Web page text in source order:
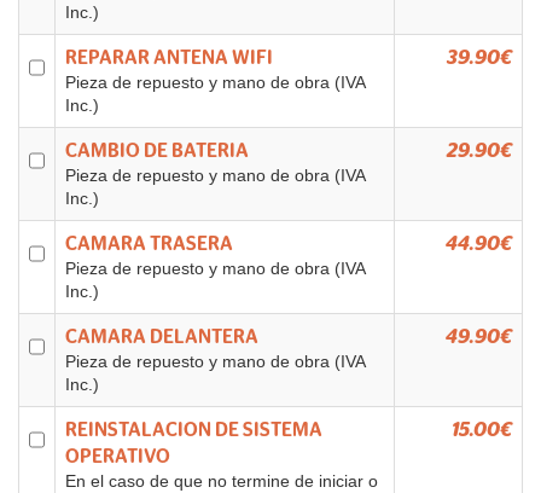
Inc.)
REPARAR ANTENA WIFI
Pieza de repuesto y mano de obra (IVA
Inc.)
39.90€
CAMBIO DE BATERIA
Pieza de repuesto y mano de obra (IVA
Inc.)
29.90€
CAMARA TRASERA
Pieza de repuesto y mano de obra (IVA
Inc.)
44.90€
CAMARA DELANTERA
Pieza de repuesto y mano de obra (IVA
Inc.)
49.90€
REINSTALACION DE SISTEMA
OPERATIVO
En el caso de que no termine de iniciar o
15.00€